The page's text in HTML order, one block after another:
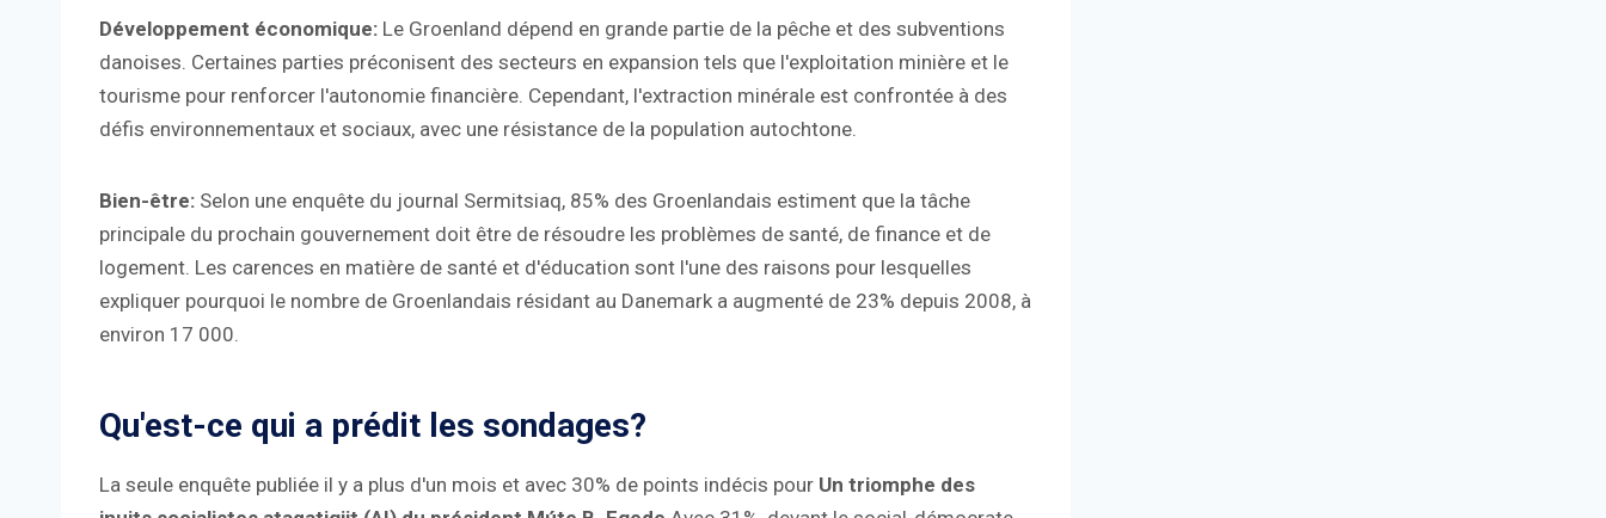
Développement économique: Le Groenland dépend en grande partie de la pêche et des subventions
danoises. Certaines parties préconisent des secteurs en expansion tels que l'exploitation minière et le
tourisme pour renforcer l'autonomie financière. Cependant, l'extraction minérale est confrontée à des
défis environnementaux et sociaux, avec une résistance de la population autochtone.
Bien-être: Selon une enquête du journal Sermitsiaq, 85% des Groenlandais estiment que la tâche
principale du prochain gouvernement doit être de résoudre les problèmes de santé, de finance et de
logement. Les carences en matière de santé et d'éducation sont l'une des raisons pour lesquelles
expliquer pourquoi le nombre de Groenlandais résidant au Danemark a augmenté de 23% depuis 2008, à
environ 17 000.
Qu'est-ce qui a prédit les sondages?
La seule enquête publiée il y a plus d'un mois et avec 30% de points indécis pour Un triomphe des